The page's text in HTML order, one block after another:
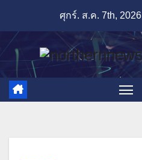
content
ศุกร์. ส.ค. 7th, 2026